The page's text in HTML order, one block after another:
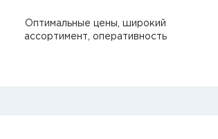
Оптимальные цены, широкий
ассортимент, оперативность